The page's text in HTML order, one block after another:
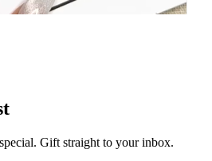
Gift straight to your inbox.